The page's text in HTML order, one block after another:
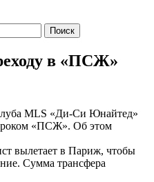
в «ПСЖ»
MLS «Ди-Си Юнайтед»
«ПСЖ». Об этом
вылетает в Париж, чтобы
Сумма трансфера